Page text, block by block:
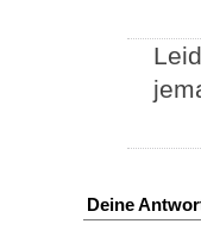
Deine